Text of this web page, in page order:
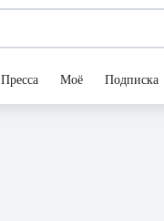
Пресса Моё Подписка